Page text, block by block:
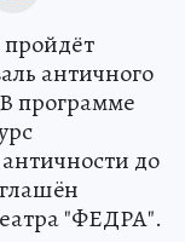
пройдёт
античного
программе
до
"ФЕДРА".